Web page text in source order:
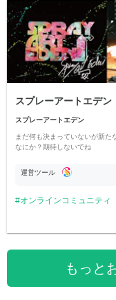
スプレーアートエデン
スプレーアートエデン
まだ何も決まっていないが新た
なにか？期待しないでね
運営ツール
オンラインコミュニティ
もっと